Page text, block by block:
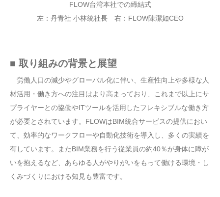
FLOW台湾本社での締結式
左：丹青社 小林統社長 右：FLOW陳潔如CEO
■ 取り組みの背景と展望
労働人口の減少やグローバル化に伴い、生産性向上や多様な人
材活用・働き方への注目はより高まっており、これまで以上にサ
プライヤーとの協働やITツールを活用したフレキシブルな働き方
が必要とされています。FLOWはBIM統合サービスの提供におい
て、効率的なワークフローや自動化技術を導入し、多くの実績を
有しています。またBIM業務を行う従業員の約40％が身体に障が
いを抱えるなど、あらゆる人がやりがいをもって働ける環境・し
くみづくりにおける知見も豊富です。